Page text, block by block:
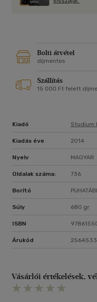
Bolti átvétel
díjmentes
Szállítás
15 000 Ft felett
Kiadó Studium
Kiadás éve 2014
Nyelv MAGYAR
Oldalak száma: 736
Borító
Súly 680 gr
ISBN
Árukód
Vásárlói értékelések,